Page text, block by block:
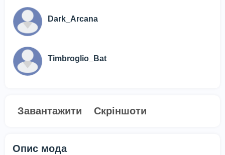
Dark_Arcana
Timbroglio_Bat
Завантажити Скріншоти
Опис мода